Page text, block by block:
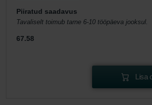
Piiratud saadavus
Tavaliselt toimub tarne 6-10 tööpäeva jooksul.
67.58
Lisa